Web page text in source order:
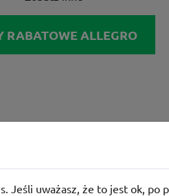
RABATOWE ALLEGRO
Jeśli uważasz, że to jest ok, po